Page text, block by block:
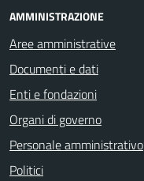
AMMINISTRAZIONE
Aree amministrative
Documenti e dati
Enti e fondazioni
Organi di governo
Personale amministrativo
Politici